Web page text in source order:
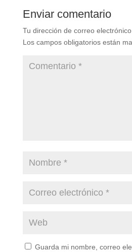
Enviar comentario
Tu dirección de correo
Los campos obligatorios están
Guarda mi nombre, correo